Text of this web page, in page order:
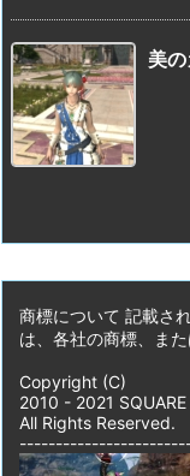
美
商標について 記載さ
は、各社の商標、また
Copyright (C)
2010 - 2021 SQUARE
All Rights Reserved.